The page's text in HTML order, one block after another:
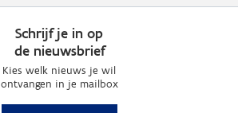
Schrijf je in op
de nieuwsbrief
Kies welk nieuws je wil
ontvangen in je mailbox